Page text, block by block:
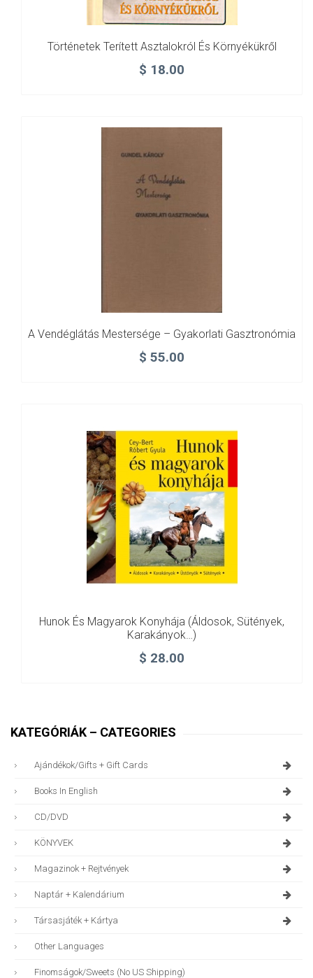
Történetek Terített Asztalokról És Környékükről
$ 18.00
A Vendéglátás Mestersége – Gyakorlati Gasztronómia
$ 55.00
Hunok És Magyarok Konyhája (Áldosok, Sütények,
Karakányok…)
$ 28.00
KATEGÓRIÁK – CATEGORIES
Ajándékok/gifts + Gift Cards
Books In English
CD/DVD
KÖNYVEK
Magazinok + Rejtvények
Naptár + Kalendárium
Társasjáték + Kártya
Other Languages
Finomságok/sweets (no US Shipping)